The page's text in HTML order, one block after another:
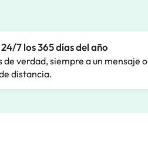
7 los 365 días del año
de verdad, siempre a un mensaje o
distancia.